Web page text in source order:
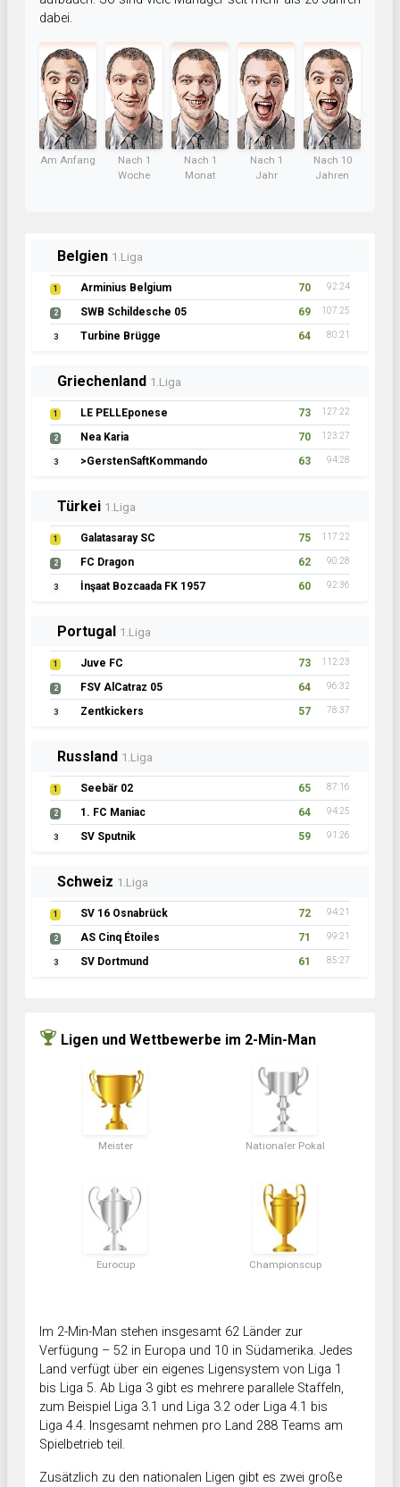
dabei.
Am Anfang
Nach 1
Woche
Nach 1
Monat
Nach 1
Jahr
Nach 10
Jahren
Belgien 1.Liga
1 Arminius Belgium 70 92:24
2 SWB Schildesche 05 69 107:25
3 Turbine Brügge 64 80:21
Griechenland 1.Liga
1 LE PELLEponese 73 127:22
2 Nea Karia 70 123:27
3 >GerstenSaftKommando 63 94:28
Türkei 1.Liga
1 Galatasaray SC 75 117:22
2 FC Dragon 62 90:28
3 İnşaat Bozcaada FK 1957 60 92:36
Portugal 1.Liga
1 Juve FC 73 112:23
2 FSV AlCatraz 05 64 96:32
3 Zentkickers 57 78:37
Russland 1.Liga
1 Seebär 02 65 87:16
2 1. FC Maniac 64 94:25
3 SV Sputnik 59 91:26
Schweiz 1.Liga
1 SV 16 Osnabrück 72 94:21
2 AS Cinq Étoiles 71 99:21
3 SV Dortmund 61 85:27
Ligen und Wettbewerbe im 2-Min-Man
Meister Nationaler Pokal
Eurocup Championscup
Im 2-Min-Man stehen insgesamt 62 Länder zur
Verfügung – 52 in Europa und 10 in Südamerika. Jedes
Land verfügt über ein eigenes Ligensystem von Liga 1
bis Liga 5. Ab Liga 3 gibt es mehrere parallele Staffeln,
zum Beispiel Liga 3.1 und Liga 3.2 oder Liga 4.1 bis
Liga 4.4. Insgesamt nehmen pro Land 288 Teams am
Spielbetrieb teil.
Zusätzlich zu den nationalen Ligen gibt es zwei große